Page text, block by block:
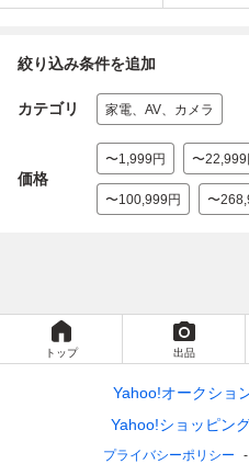
絞り込み条件を追加
カテゴリ 家電、AV、カメラ
価格
〜1,999円 〜22,999
〜100,999円 〜
トップ 出品
Yahoo!オークショ
Yahoo!ショッピン
プライバシーポリシー